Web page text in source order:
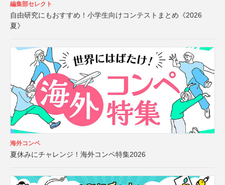
編集部セレクト
自由研究にもおすすめ！小学生向けコンテストまとめ《2026
夏》
海外コンペ
夏休みにチャレンジ！海外コンペ特集2026